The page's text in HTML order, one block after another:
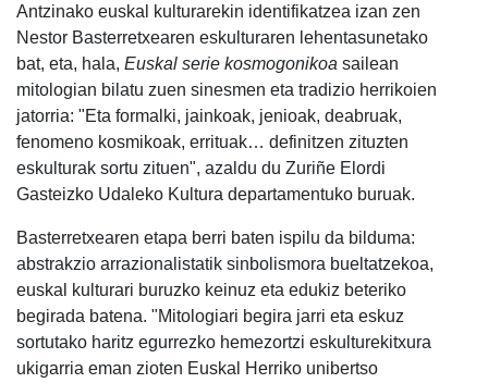
Antzinako euskal kulturarekin identifikatzea izan zen
Nestor Basterretxearen eskulturaren lehentasunetako
bat, eta, hala, Euskal serie kosmogonikoa sailean
mitologian bilatu zuen sinesmen eta tradizio herrikoien
jatorria: "Eta formalki, jainkoak, jenioak, deabruak,
fenomeno kosmikoak, errituak… definitzen zituzten
eskulturak sortu zituen", azaldu du Zuriñe Elordi
Gasteizko Udaleko Kultura departamentuko buruak.
Basterretxearen etapa berri baten ispilu da bilduma:
abstrakzio arrazionalistatik sinbolismora bueltatzekoa,
euskal kulturari buruzko keinuz eta edukiz beteriko
begirada batena. "Mitologiari begira jarri eta eskuz
sortutako haritz egurrezko hemezortzi eskulturekitxura
ukigarria eman zioten Euskal Herriko unibertso